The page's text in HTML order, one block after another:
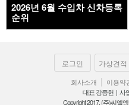
2026년 6월 수입차 신차등록
순위
로그인 가상견적
회사소개 | 이용약
대표 강종헌 | 사
Copyright 2017. (주)씨엘